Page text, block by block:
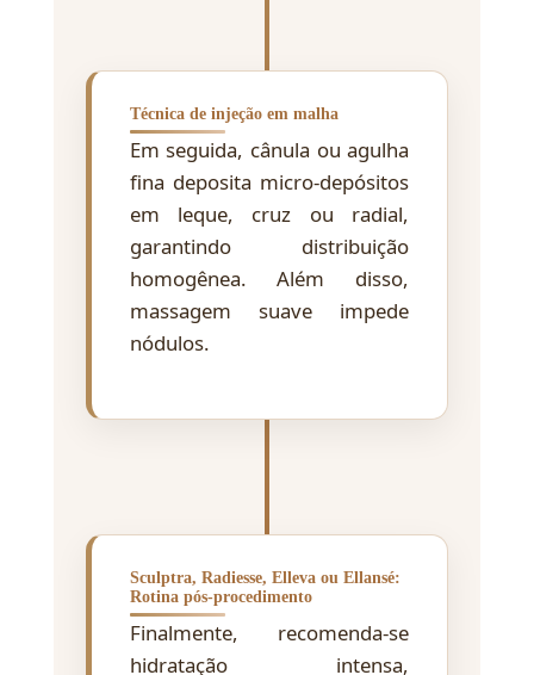
Técnica de injeção em malha
Em seguida, cânula ou agulha
fina deposita micro-depósitos
em leque, cruz ou radial,
garantindo distribuição
homogênea. Além disso,
massagem suave impede
nódulos.
Sculptra, Radiesse, Elleva ou Ellansé:
Rotina pós-procedimento
Finalmente, recomenda-se
hidratação intensa,